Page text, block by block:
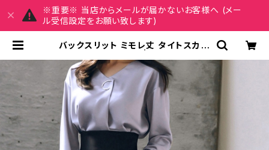
※重要※ 当店からメールが届かないお客様へ (メー
ル受信設定をお願い致します)
バックスリット ミモレ丈 タイトスカー
ルセ 20代,30代,40代 レディースフ
ァッション 通販